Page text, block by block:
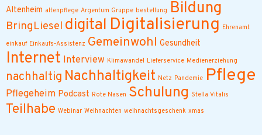
Altenheim altenpflege Argentum Gruppe bestellung Bildung
BringLiesel digital Digitalisierung Ehrenamt
einkauf Einkaufs-Assistenz Gemeinwohl Gesundheit
Internet Interview Klimawandel Lieferservice Medienerziehung
nachhaltig Nachhaltigkeit Netz Pandemie Pflege
Pflegeheim Podcast Rote Nasen Schulung Stella Vitalis
Teilhabe Webinar Weihnachten weihnachtsgeschenk xmas